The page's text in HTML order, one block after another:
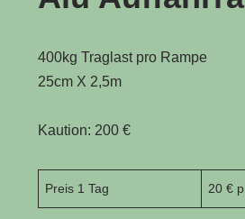
400kg Traglast pro Rampe
25cm X 2,5m
Kaution: 200 €
Preis 1 Tag 20 €